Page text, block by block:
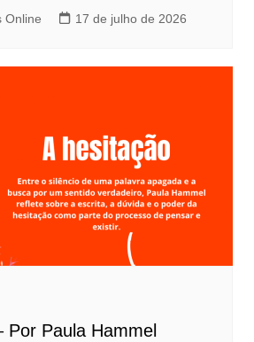
Online 17 de julho de 2026
Por Paula Hammel